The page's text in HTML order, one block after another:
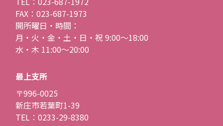
FAX：023-687-1973
開所曜日・時間：
月・火・金・土・日・祝 9:00〜18:00
水・木 11:00〜20:00
最上支所
〒996-0025
新庄市若葉町1-39
TEL：0233-29-8380